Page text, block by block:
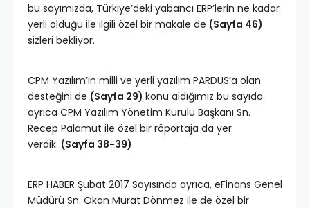
bu sayımızda, Türkiye’deki yabancı ERP’lerin ne kadar
yerli olduğu ile ilgili özel bir makale de (Sayfa 46)
sizleri bekliyor.
CPM Yazılım’ın milli ve yerli yazılım PARDUS’a olan
desteğini de (Sayfa 29) konu aldığımız bu sayıda
ayrıca CPM Yazılım Yönetim Kurulu Başkanı Sn.
Recep Palamut ile özel bir röportaja da yer
verdik. (Sayfa 38-39)
ERP HABER Şubat 2017 Sayısında ayrıca, eFinans Genel
Müdürü Sn. Okan Murat Dönmez ile de özel bir